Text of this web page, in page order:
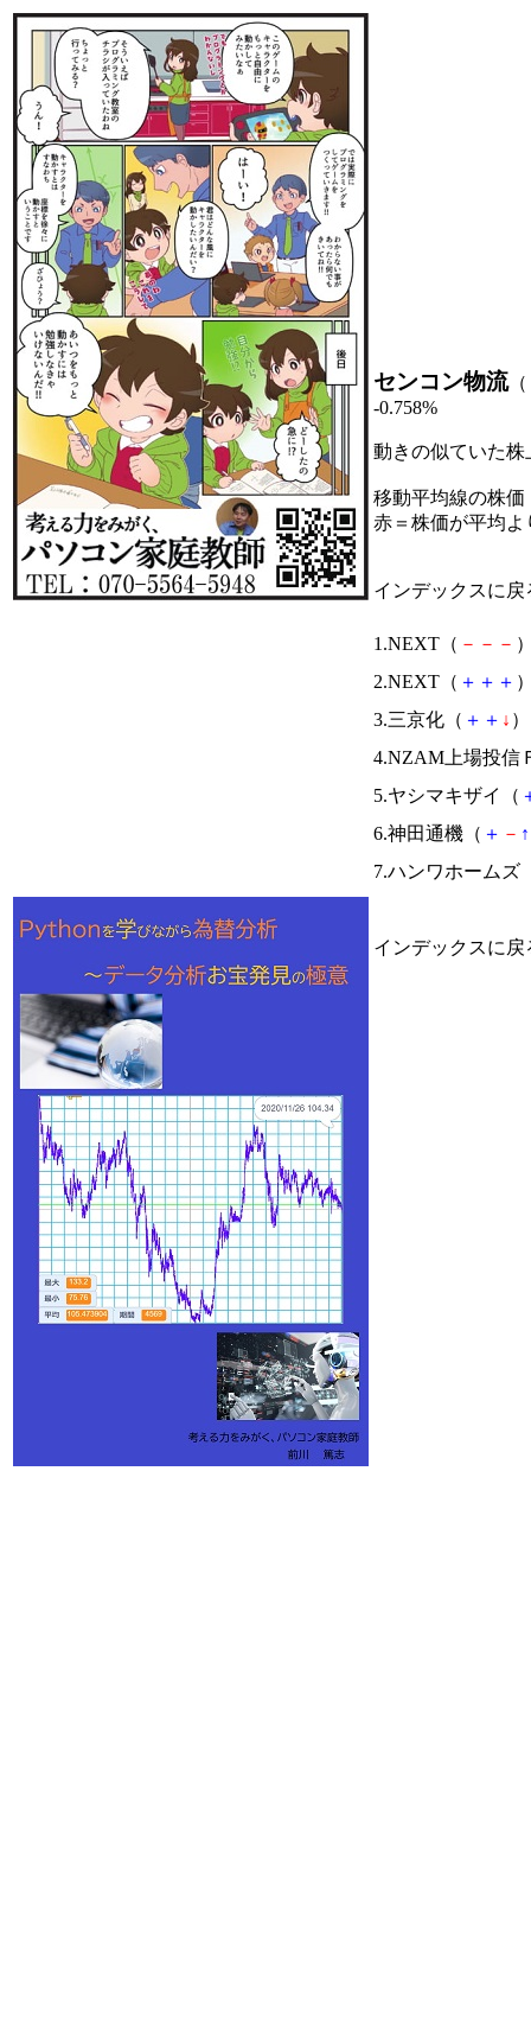
センコン物流（
-0.758%
動きの似ていた
移動平均線の株価
赤＝株価が平均
インデックスに戻
1.NEXT（ － － －
2.NEXT（ ＋ ＋ ＋
3.三京化（ ＋ ＋ ↓
4.NZAM上場投信
5.ヤシマキザイ（
6.神田通機（ ＋ － ↑
7.ハンワホームズ
インデックスに戻